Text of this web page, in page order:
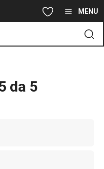
principale MENU
da 5